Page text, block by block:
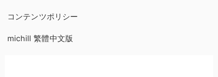
コンテンツポリシー
michill 繁體中文版